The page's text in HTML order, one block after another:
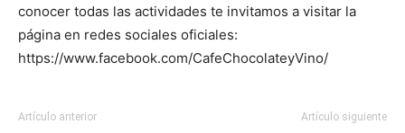
conocer todas las actividades te invitamos a visitar la
página en redes sociales oficiales:
https://www.facebook.com/CafeChocolateyVino/
Artículo anterior Artículo siguiente